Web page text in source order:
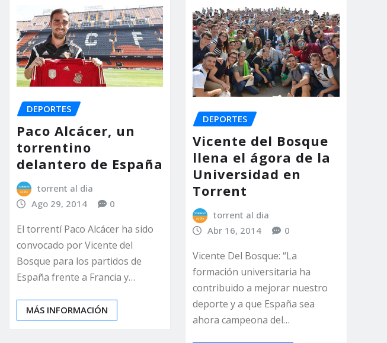
DEPORTES
Paco Alcácer, un
torrentino
delantero de España
torrent al dia
Ago 29, 2014
0
El torrentí Paco Alcácer ha sido
convocado por Vicente del
Bosque para los partidos de
España frente a Francia y…
MÁS INFORMACIÓN
DEPORTES
Vicente del Bosque
llena el ágora de la
Universidad en
Torrent
torrent al dia
Abr 16, 2014
0
Vicente Del Bosque: “La
formación universitaria ha
contribuido a mejorar nuestro
deporte y a que España sea
ahora campeona del…